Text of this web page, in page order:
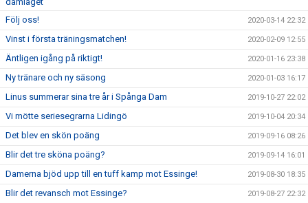
Följ oss! 2020-03-14 22:32
Vinst i första träningsmatchen! 2020-02-09 12:55
Äntligen igång på riktigt! 2020-01-16 23:38
Ny tränare och ny säsong 2020-01-03 16:17
Linus summerar sina tre år i Spånga Dam 2019-10-27 22:02
Vi mötte seriesegrarna Lidingö 2019-10-04 20:34
Det blev en skön poäng 2019-09-16 08:26
Blir det tre sköna poäng? 2019-09-14 16:01
Damerna bjöd upp till en tuff kamp mot Essinge! 2019-08-30 18:35
Blir det revansch mot Essinge? 2019-08-27 22:32